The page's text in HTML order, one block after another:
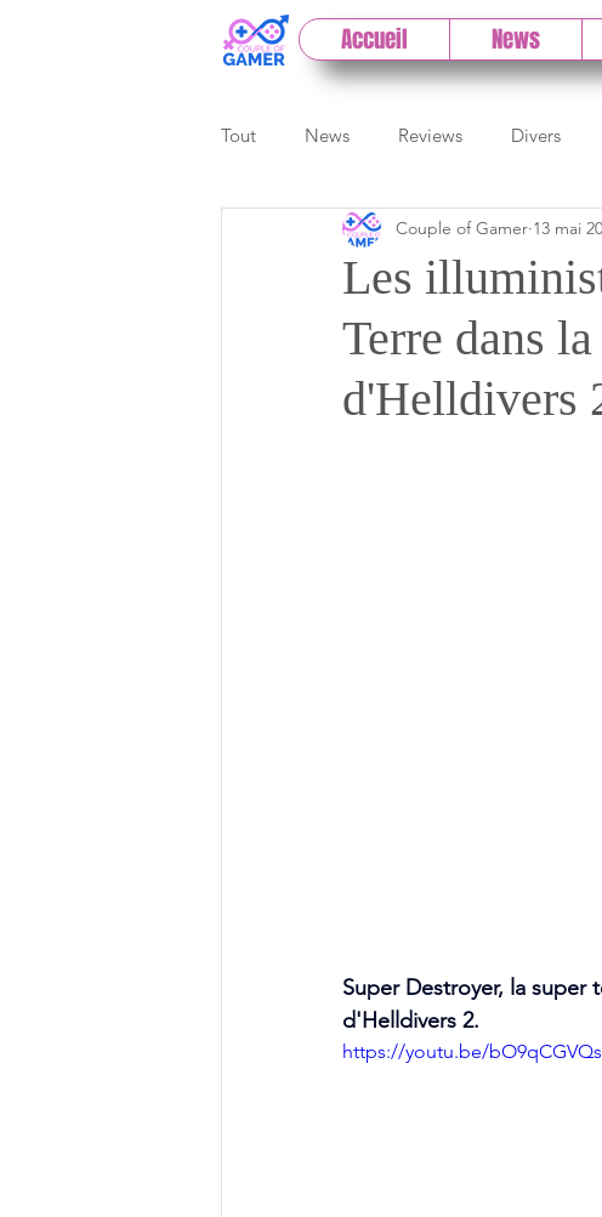
Accueil News
Tout News Reviews Divers
Previews Cloud
Paris Games Week Early
Les
Terre dans
d'Helldivers
Couple of Gamer 13 mai
Super Destroyer, la super
d'Helldivers 2.
https://youtu.be/